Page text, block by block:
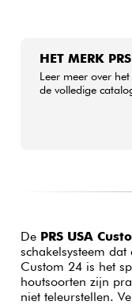
HET MERK PRS
Leer meer over
de volledige
De PRS USA
schakelsysteem
Custom 24 is het
houtsoorten zijn
niet teleurstellen.